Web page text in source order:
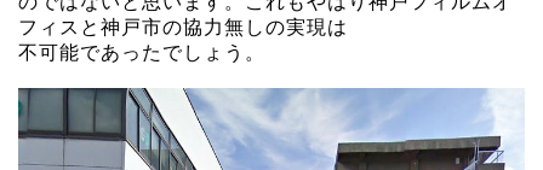
フィスと神戸市の協力無しの実現は
不可能であったでしょう。